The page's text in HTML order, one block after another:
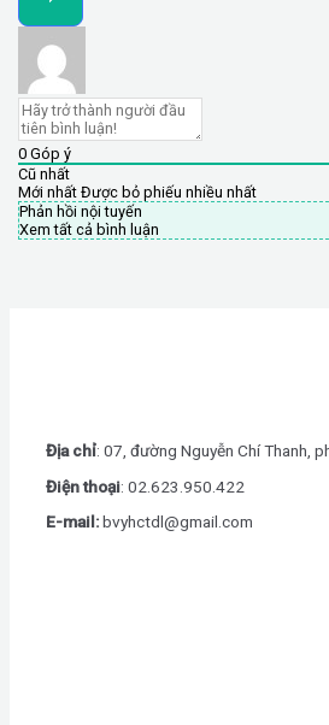
0Góp ý
Cũ nhất
Mới nhất Được bỏ phiếu nhiều nhất
Phản hồi nội tuyến
Xem tất cả bình luận
Địa chỉ: 07, đường Nguyễn Chí Thanh,
Điện thoại: 02.623.950.422
E-mail:bvyhctdl@gmail.com